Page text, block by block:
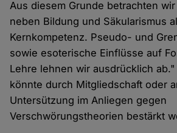
Aus diesem Grunde betrachten
neben Bildung und Säkularismus
Kernkompetenz. Pseudo- und
sowie esoterische Einflüsse auf
Lehre lehnen wir ausdrücklich
könnte durch Mitgliedschaft oder
Untersützung im Anliegen gegen
Verschwörungstheorien bestärkt